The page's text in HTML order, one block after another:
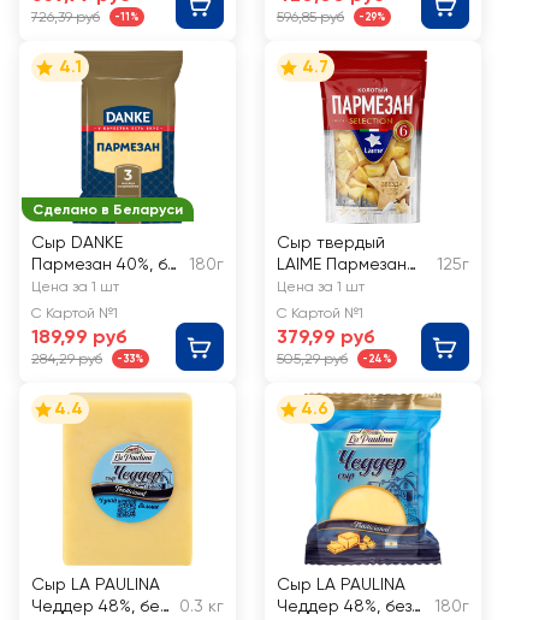
726,39 руб -11% 596,85 руб -29%
Сделано в Беларуси
4.1
Сыр DANKE
Пармезан 40%, без
змж
180г
Цена за 1 шт
С Картой №1
189,99 руб
284,29 руб -33%
4.7
Сыр твердый
LAIME Пармезан
40%, 6 месяцев,
без змж
125г
Цена за 1 шт
С Картой №1
379,99 руб
505,29 руб -24%
4.4
Сыр LA PAULINA
Чеддер 48%, без
0.3 кг
4.6
Сыр LA PAULINA
Чеддер 48%, без
180г